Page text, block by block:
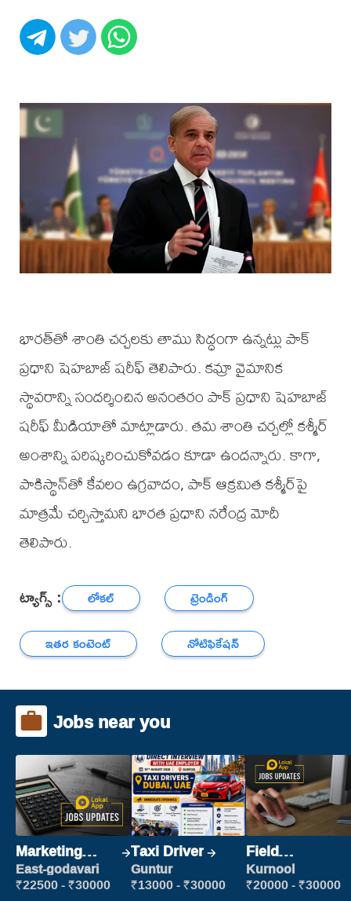
భారత్‌తో శాంతి చర్చలకు తాము సిద్ధంగా ఉన్నట్లు పాక్
ప్రధాని షెహబాజ్ షరీఫ్ తెలిపారు. కమ్రా వైమానిక
స్థావరాన్ని సందర్శించిన అనంతరం పాక్ ప్రధాని షెహబాజ్
షరీఫ్ మీడియాతో మాట్లాడారు. తమ శాంతి చర్చల్లో కశ్మీర్
అంశాన్ని పరిష్కరించుకోవడం కూడా ఉందన్నారు. కాగా,
పాకిస్థాన్‌తో కేవలం ఉగ్రవాదం, పాక్ ఆక్రమిత కశ్మీర్‌పై
మాత్రమే చర్చిస్తామని భారత ప్రధాని నరేంద్ర మోదీ
తెలిపారు.
ట్యాగ్స్ : లోకల్
ట్రెండింగ్
ఇతర కంటెంట్
నోటిఫికేషన్
Jobs near you
Marketing
Executive
East-godavari
₹22500 - ₹30000
Taxi Driver
Guntur
₹13000 - ₹30000
Field
Marketing
Executive
Kurnool
₹20000 - ₹30000